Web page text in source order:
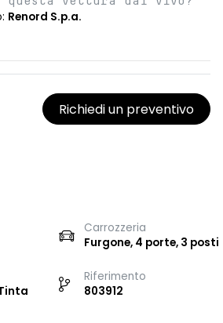
Renord S.p.a.
Richiedi un preventivo
Carrozzeria
Furgone, 4 porte, 3 posti
Riferimento
803912